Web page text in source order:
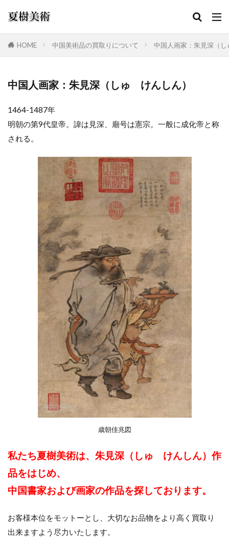
HOME 中国美術品の買取りについて 中国人画家：朱見深（
中国人画家：朱見深（しゅ けんしん）
1464-1487年
明朝の第9代皇帝。諱は見深、廟号は憲宗。一般に成化帝と称
される。
歳朝佳兆図
私たち夏樹美術は、朱見深（しゅ けんしん）作
品をはじめ、
中国書家および画家の作品を探しております。
お客様本位をモットーとし、大切なお品物をより高く買取り
出来ますよう尽力いたします。
カテゴリー